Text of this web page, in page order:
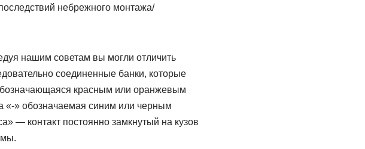
небрежного монтажа/
нашим советам вы могли отличить
соединенные банки, которые
красным или оранжевым
«-» обозначаемая синим или черным
— контакт постоянно замкнутый на кузов